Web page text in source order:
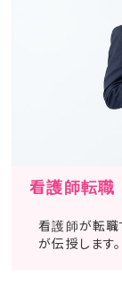
看護師転職
看護師が転職
が伝授します。